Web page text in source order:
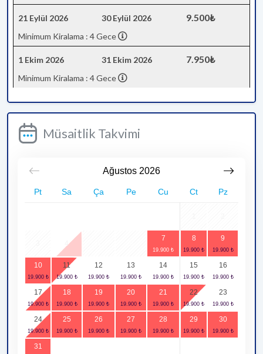
21 Eylül 2026 30 Eylül 2026 9.500₺
Minimum Kiralama : 4 Gece
1 Ekim 2026 31 Ekim 2026 7.950₺
Minimum Kiralama : 4 Gece
Müsaitlik Takvimi
Ağustos 2026
Pt Sa Ça Pe Cu Ct Pz
4
7 8 9
10 11 12 13 14 15 16
17 18 19 20 21 22 23
24 25 26 27 28 29 30
31